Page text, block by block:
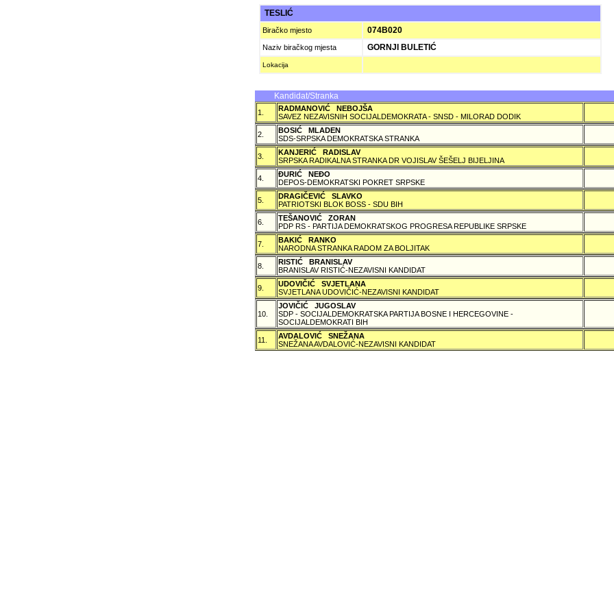
TESLIĆ
Biračko mjesto 074B020
Naziv biračkog mjesta GORNJI BULETIĆ
Lokacija
Kandidat/Stranka
1.
RADMANOVIĆ NEBOJŠA
SAVEZ NEZAVISNIH SOCIJALDEMOKRATA - SNSD - MILORAD DODIK
2.
BOSIĆ MLADEN
SDS-SRPSKA DEMOKRATSKA STRANKA
3.
KANJERIĆ RADISLAV
SRPSKA RADIKALNA STRANKA DR VOJISLAV ŠEŠELJ BIJELJINA
4.
ÐURIĆ NEÐO
DEPOS-DEMOKRATSKI POKRET SRPSKE
5.
DRAGIČEVIĆ SLAVKO
PATRIOTSKI BLOK BOSS - SDU BIH
6.
TEŠANOVIĆ ZORAN
PDP RS - PARTIJA DEMOKRATSKOG PROGRESA REPUBLIKE SRPSKE
7.
BAKIĆ RANKO
NARODNA STRANKA RADOM ZA BOLJITAK
8.
RISTIĆ BRANISLAV
BRANISLAV RISTIĆ-NEZAVISNI KANDIDAT
9.
UDOVIČIĆ SVJETLANA
SVJETLANA UDOVIČIĆ-NEZAVISNI KANDIDAT
10.
JOVIČIĆ JUGOSLAV
SDP - SOCIJALDEMOKRATSKA PARTIJA BOSNE I HERCEGOVINE -
SOCIJALDEMOKRATI BIH
11.
AVDALOVIĆ SNEŽANA
SNEŽANA AVDALOVIĆ-NEZAVISNI KANDIDAT